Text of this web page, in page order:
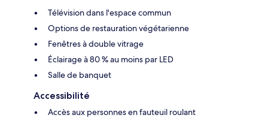
Télévision dans l'espace commun
Options de restauration végétarienne
Fenêtres à double vitrage
Éclairage à 80 % au moins par LED
Salle de banquet
Accessibilité
Accès aux personnes en fauteuil roulant